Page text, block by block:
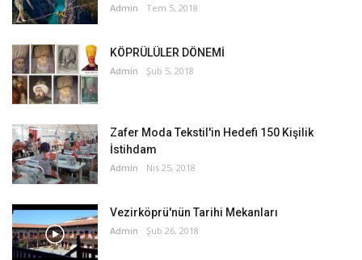
Admin Tem 5, 2018
KÖPRÜLÜLER DÖNEMİ
Admin Şub 5, 2018
Zafer Moda Tekstil'in Hedefi 150 Kişilik
İstihdam
Admin Nis 25, 2018
Vezirköprü'nün Tarihi Mekanları
Admin Şub 26, 2018